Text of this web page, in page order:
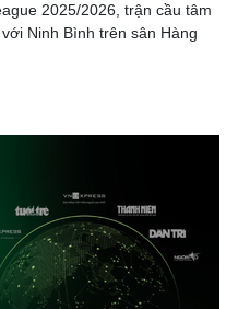
2025/2026, trận cầu tâm
Ninh Bình trên sân Hàng